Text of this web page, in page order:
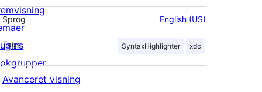
Sprog English (US)
Tags SyntaxHighlighter xdc
Avanceret visning